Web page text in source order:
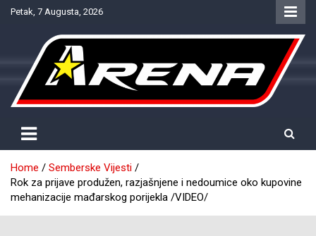
SkipPetak, 7 Augusta, 2026
NTV Arena
Home
Semberske Vijesti
Rok za prijave produžen, razjašnjene i nedoumice oko kupovine
mehanizacije mađarskog porijekla /VIDEO/